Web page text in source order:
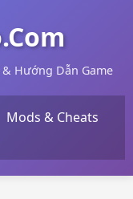
Hướng Dẫn Game
Mods & Cheats